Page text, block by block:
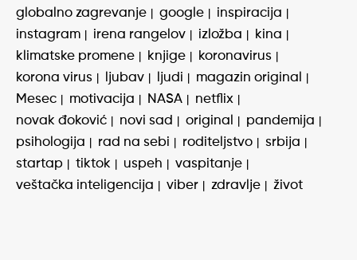
globalno zagrevanje
google
inspiracija
instagram
irena rangelov izložba
kina
klimatske promene
knjige
koronavirus
korona virus
ljubav ljudi
magazin original
Mesec
motivacija NASA
netflix
novak đoković
novi sad original
pandemija
psihologija
rad na sebi roditeljstvo
srbija
startap
tiktok uspeh
vaspitanje
veštačka inteligencija
viber zdravlje život